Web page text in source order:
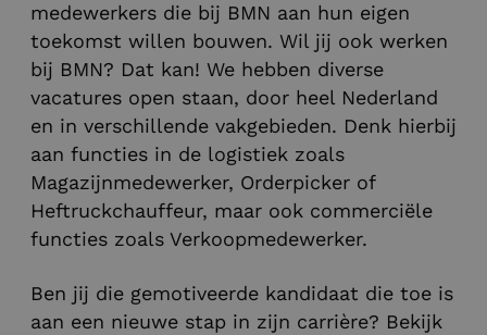
medewerkers die bij BMN aan hun eigen
toekomst willen bouwen. Wil jij ook werken
bij BMN? Dat kan! We hebben diverse
vacatures open staan, door heel Nederland
en in verschillende vakgebieden. Denk hierbij
aan functies in de logistiek zoals
Magazijnmedewerker, Orderpicker of
Heftruckchauffeur, maar ook commerciële
functies zoals Verkoopmedewerker.
Ben jij die gemotiveerde kandidaat die toe is
aan een nieuwe stap in zijn carrière? Bekijk